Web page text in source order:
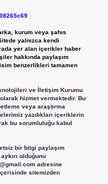
kurum veya şahıs
yalnızca kendi
yer alan içerikler haber
hakkında paylaşım
benzerlikleri tamamen
ve İletişim Kurumu
olarak hizmet vermektedir. Bu
veya araştırma
yazdıkları içeriklerin
bu sorumluluğu kabul
bir bilgi paylaşım
olduğunu
adresine
sitemizden